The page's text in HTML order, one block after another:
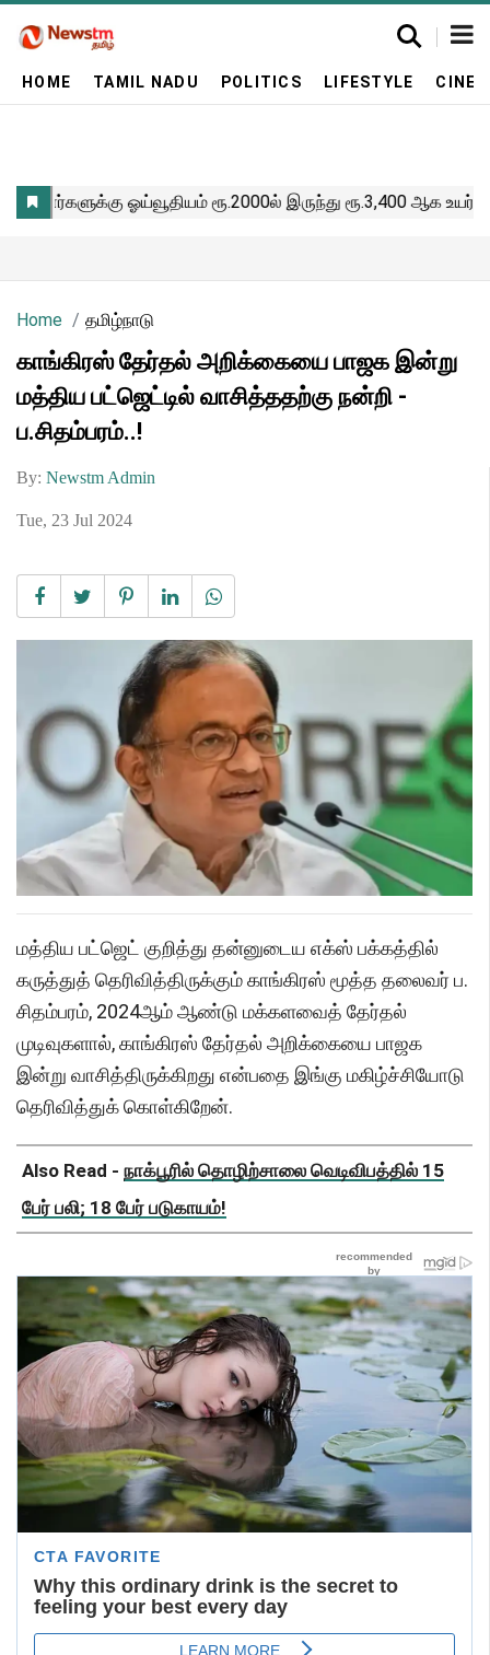
HOME TAMIL NADU POLITICS LIFESTYLE
Home தமிழ்நாடு
காங்கிரஸ் தேர்தல் அறிக்கையை பாஜக இன்று
மத்திய பட்ஜெட்டில் வாசித்ததற்கு நன்றி -
ப.சிதம்பரம்..!
By: Newstm Admin
Tue, 23 Jul 2024
மத்திய பட்ஜெட் குறித்து தன்னுடைய எக்ஸ் பக்கத்தில்
கருத்துத் தெரிவித்திருக்கும் காங்கிரஸ் மூத்த தலைவர் ப.
சிதம்பரம், 2024ஆம் ஆண்டு மக்களவைத் தேர்தல்
முடிவுகளால், காங்கிரஸ் தேர்தல் அறிக்கையை பாஜக
இன்று வாசித்திருக்கிறது என்பதை இங்கு மகிழ்ச்சியோடு
தெரிவித்துக் கொள்கிறேன்.
Also Read - நாக்பூரில் தொழிற்சாலை வெடிவிபத்தில் 15
பேர் பலி; 18 பேர் படுகாயம்!